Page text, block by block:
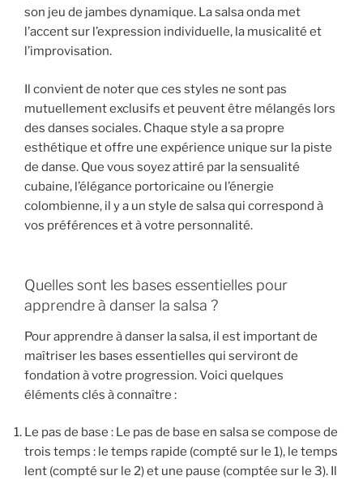
son jeu de jambes dynamique. La salsa onda met
l’accent sur l’expression individuelle, la musicalité et
l’improvisation.
Il convient de noter que ces styles ne sont pas
mutuellement exclusifs et peuvent être mélangés lors
des danses sociales. Chaque style a sa propre
esthétique et offre une expérience unique sur la piste
de danse. Que vous soyez attiré par la sensualité
cubaine, l’élégance portoricaine ou l’énergie
colombienne, il y a un style de salsa qui correspond à
vos préférences et à votre personnalité.
Quelles sont les bases essentielles pour
apprendre à danser la salsa ?
Pour apprendre à danser la salsa, il est important de
maîtriser les bases essentielles qui serviront de
fondation à votre progression. Voici quelques
éléments clés à connaître :
Le pas de base : Le pas de base en salsa se compose de
trois temps : le temps rapide (compté sur le 1), le temps
lent (compté sur le 2) et une pause (comptée sur le 3). Il